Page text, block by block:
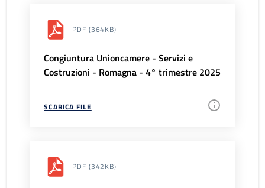
PDF (364KB)
Congiuntura Unioncamere - Servizi e
Costruzioni - Romagna - 4° trimestre 2025
SCARICA FILE
PDF (342KB)